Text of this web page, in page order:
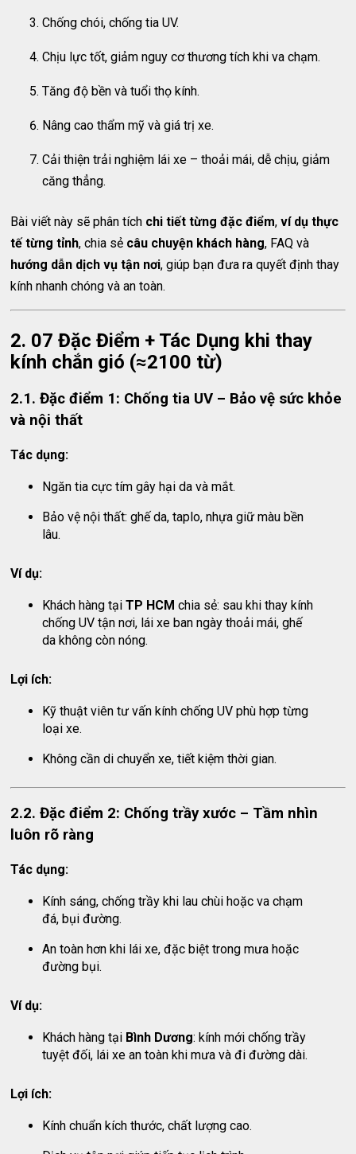
Chống chói, chống tia UV.
Chịu lực tốt, giảm nguy cơ thương tích khi va chạm.
Tăng độ bền và tuổi thọ kính.
Nâng cao thẩm mỹ và giá trị xe.
Cải thiện trải nghiệm lái xe – thoải mái, dễ chịu, giảm
căng thẳng.
Bài viết này sẽ phân tích chi tiết từng đặc điểm,ví dụ thực
tế từng tỉnh, chia sẻ câu chuyện khách hàng, FAQ và
hướng dẫn dịch vụ tận nơi, giúp bạn đưa ra quyết định thay
kính nhanh chóng và an toàn.
2. 07 Đặc Điểm + Tác Dụng khi thay
kính chắn gió (≈2100 từ)
2.1. Đặc điểm 1: Chống tia UV – Bảo vệ sức khỏe
và nội thất
Tác dụng:
Ngăn tia cực tím gây hại da và mắt.
Bảo vệ nội thất: ghế da, taplo, nhựa giữ màu bền
lâu.
Ví dụ:
Khách hàng tạiTP HCM chia sẻ: sau khi thay kính
chống UV tận nơi, lái xe ban ngày thoải mái, ghế
da không còn nóng.
Lợi ích:
Kỹ thuật viên tư vấn kính chống UV phù hợp từng
loại xe.
Không cần di chuyển xe, tiết kiệm thời gian.
2.2. Đặc điểm 2: Chống trầy xước – Tầm nhìn
luôn rõ ràng
Tác dụng:
Kính sáng, chống trầy khi lau chùi hoặc va chạm
đá, bụi đường.
An toàn hơn khi lái xe, đặc biệt trong mưa hoặc
đường bụi.
Ví dụ:
Khách hàng tại Bình Dương: kính mới chống trầy
tuyệt đối, lái xe an toàn khi mưa và đi đường dài.
Lợi ích:
Kính chuẩn kích thước, chất lượng cao.